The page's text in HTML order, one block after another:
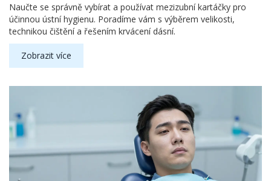
Naučte se správně vybírat a používat mezizubní kartáčky pro
účinnou ústní hygienu. Poradíme vám s výběrem velikosti,
technikou čištění a řešením krvácení dásní.
Zobrazit více